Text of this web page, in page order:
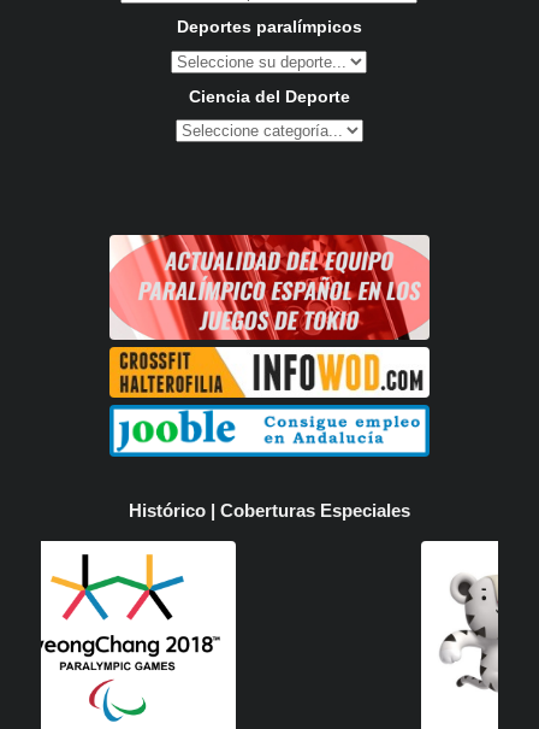
Deportes paralímpicos
Ciencia del Deporte
Histórico | Coberturas Especiales